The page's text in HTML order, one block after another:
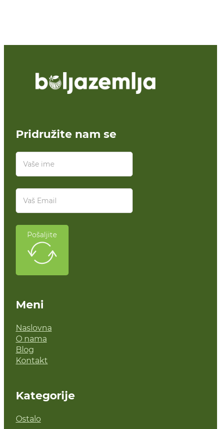
Pridružite nam se
Pošaljite
Meni
Naslovna
O nama
Blog
Kontakt
Kategorije
Ostalo